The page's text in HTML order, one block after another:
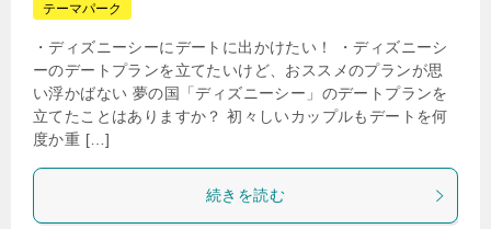
テーマパーク
・ディズニーシーにデートに出かけたい！ ・ディズニーシ
ーのデートプランを立てたいけど、おススメのプランが思
い浮かばない 夢の国「ディズニーシー」のデートプランを
立てたことはありますか？ 初々しいカップルもデートを何
度か重 […]
続きを読む